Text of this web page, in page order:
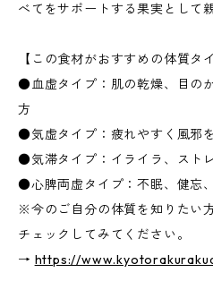
べてをサポートする果実として
【この食材がおすすめの体質タ
●血虚タイプ：肌の乾燥、目の
方
●気虚タイプ：疲れやすく風邪
●気滞タイプ：イライラ、スト
●心脾両虚タイプ：不眠、健忘
※今のご自分の体質を知りたい
チェックしてみてください。
→ https://